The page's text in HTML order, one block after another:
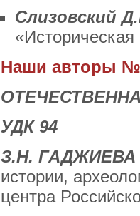
Слизовский
«Историческая
Наши авторы №
УДК 94
З.Н. ГАДЖИЕВА
истории,
центра